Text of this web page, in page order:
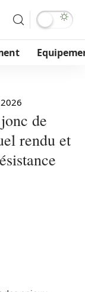
de
rendu et